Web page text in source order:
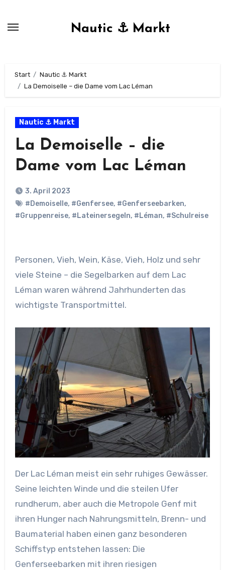
Nautic ⚓ Markt
Start
Nautic ⚓ Markt
La Demoiselle – die Dame vom Lac Léman
Nautic ⚓ Markt
La Demoiselle – die
Dame vom Lac Léman
3. April 2023
#Demoiselle, #Genfersee, #Genferseebarken,
#Gruppenreise, #Lateinersegeln, #Léman, #Schulreise
Personen, Vieh, Wein, Käse, Vieh, Holz und sehr
viele Steine – die Segelbarken auf dem Lac
Léman waren während Jahrhunderten das
wichtigste Transportmittel.
Der Lac Léman meist ein sehr ruhiges Gewässer.
Seine leichten Winde und die steilen Ufer
rundherum, aber auch die Metropole Genf mit
ihren Hunger nach Nahrungsmitteln, Brenn- und
Baumaterial haben einen ganz besonderen
Schiffstyp entstehen lassen: Die
Genferseebarken mit ihren riesigen